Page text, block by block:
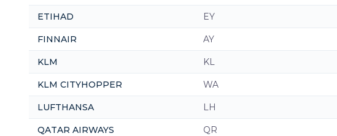
ETIHAD EY
FINNAIR AY
KLM KL
KLM CITYHOPPER WA
LUFTHANSA LH
QATAR AIRWAYS QR